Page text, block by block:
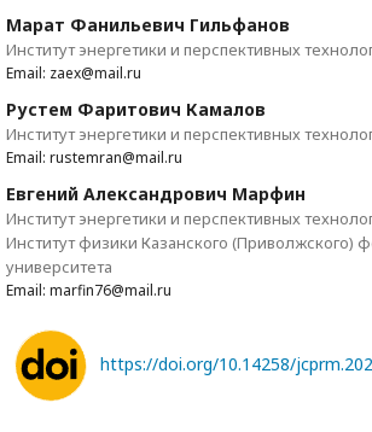
Марат Фанильевич Гильфанов
Институт энергетики и перспективных
Email: zaex@mail.ru
Рустем Фаритович Камалов
Институт энергетики и перспективных
Email: rustemran@mail.ru
Евгений Александрович Марфин
Институт энергетики и перспективных
Институт физики Казанского (Приволжского)
университета
Email: marfin76@mail.ru
https://doi.org/10.14258/